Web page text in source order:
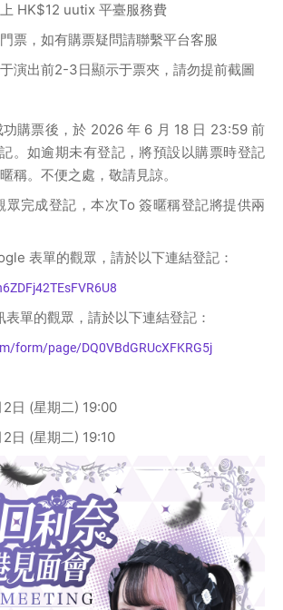
HK$12 uutix 平臺服務費
票，如有購票疑問請聯繫平台客服
演出前2-3日顯示于票夾，請勿提前截圖
購票後，於 2026 年 6 月 18 日 23:59 前
。如逾期未有登記，將預設以購票時登記
稱。不便之處，敬請見諒。
眾完成登記，本次To 簽暱稱登記將提供兩
表單的觀眾，請於以下連結登記：
單的觀眾，請於以下連結登記：
form/page/DQ0VBdGRUcXFKRG5j
日 (星期二) 19:00
日 (星期二) 19:10